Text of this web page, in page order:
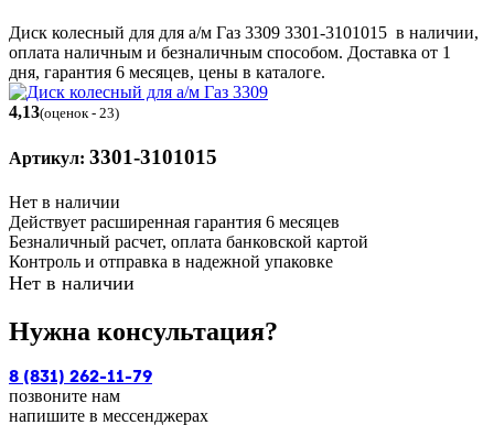
Диск колесный для для а/м Газ 3309 3301-3101015 в наличии,
оплата наличным и безналичным способом. Доставка от 1
дня, гарантия 6 месяцев, цены в каталоге.
4,13(оценок - 23)
Артикул: 3301-3101015
Нет в наличии
Действует расширенная гарантия 6 месяцев
Безналичный расчет, оплата банковской картой
Контроль и отправка в надежной упаковке
Нет в наличии
Нужна консультация?
8 (831) 262-11-79
позвоните нам
напишите в мессенджерах